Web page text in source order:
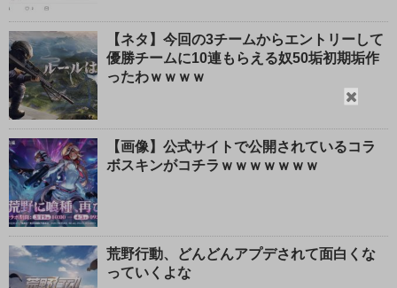
閉
る
【ネタ】今回の3チームからエントリーして
優勝チームに10連もらえる奴50垢初期垢作
ったわｗｗｗｗ
【画像】公式サイトで公開されているコラ
ボスキンがコチラｗｗｗｗｗｗｗ
荒野行動、どんどんアプデされて面白くな
っていくよな